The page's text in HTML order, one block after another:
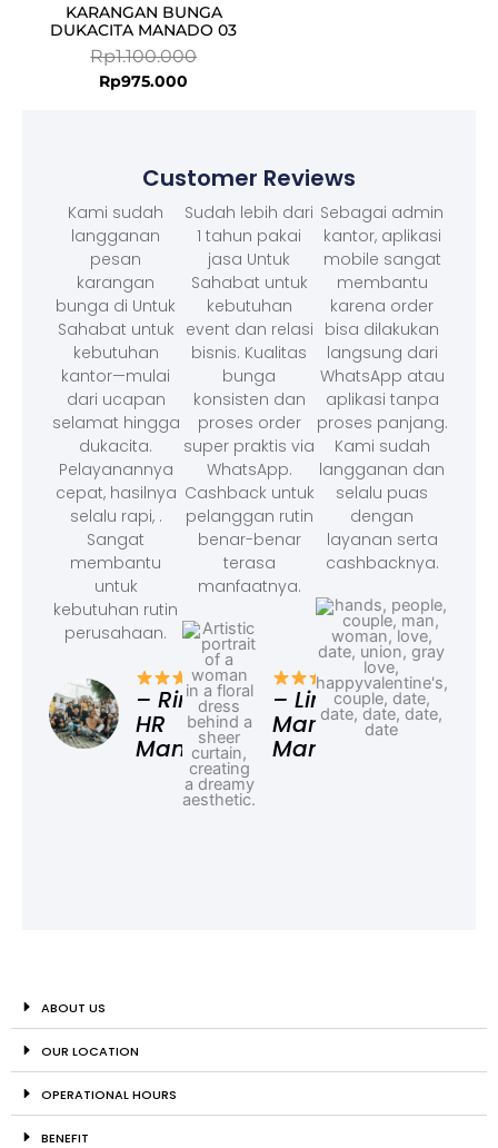
KARANGAN BUNGA
DUKACITA MANADO 03
Rp1.100.000
Rp975.000
Customer Reviews
Kami sudah
langganan
pesan
karangan
bunga di Untuk
Sahabat untuk
kebutuhan
kantor—mulai
dari ucapan
selamat hingga
dukacita.
Pelayanannya
cepat, hasilnya
selalu rapi, .
Sangat
membantu
untuk
kebutuhan rutin
perusahaan.
– Rina,
HR
Manager
Sudah lebih dari
1 tahun pakai
jasa Untuk
Sahabat untuk
kebutuhan
event dan relasi
bisnis. Kualitas
bunga
konsisten dan
proses order
super praktis via
WhatsApp.
Cashback untuk
pelanggan rutin
benar-benar
terasa
manfaatnya.
– Linda,
Marketing
Manager
Sebagai admin
kantor, aplikasi
mobile sangat
membantu
karena order
bisa dilakukan
langsung dari
WhatsApp atau
aplikasi tanpa
proses panjang.
Kami sudah
langganan dan
selalu puas
dengan
layanan serta
cashbacknya.
ABOUT US
OUR LOCATION
OPERATIONAL HOURS
BENEFIT